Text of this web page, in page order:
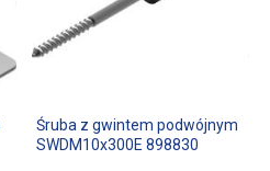
Śruba z gwintem podwójnym
SWDM10x300E 898830